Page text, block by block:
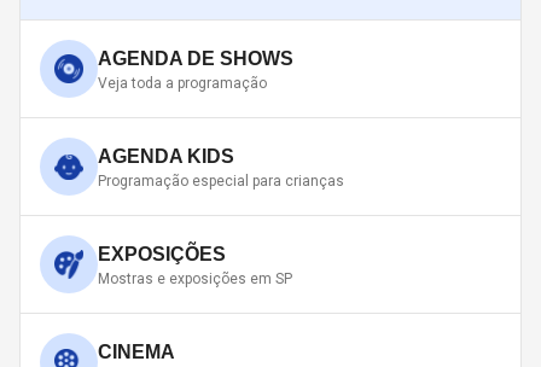
AGENDA DE SHOWS
Veja toda a programação
AGENDA KIDS
Programação especial para crianças
EXPOSIÇÕES
Mostras e exposições em SP
CINEMA